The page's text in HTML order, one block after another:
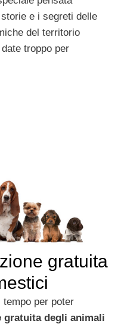
e i segreti delle
del territorio
troppo per
gratuita
per poter
gratuita degli animali